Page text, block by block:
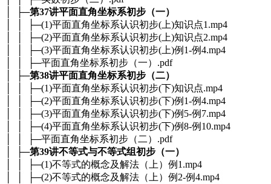
│ ├─第37讲平面直角坐标系初步（一）
│ │ ├─(1)平面直角坐标系认识初步(上)知识点1.mp4
│ │ ├─(2)平面直角坐标系认识初步(上)知识点2.mp4
│ │ ├─(3)平面直角坐标系认识初步(上)例1-例4.mp4
│ │ ├─平面直角坐标系初步（一）.pdf
│ ├─第38讲平面直角坐标系初步（二）
│ │ ├─(1)平面直角坐标系认识初步(下)知识点.mp4
│ │ ├─(2)平面直角坐标系认识初步(下)例1-例4.mp4
│ │ ├─(3)平面直角坐标系认识初步(下)例5-例7.mp4
│ │ ├─(4)平面直角坐标系认识初步(下)例8-例10.mp4
│ │ ├─平面直角坐标系初步（二）.pdf
│ ├─第39讲不等式与不等式组初步（一）
│ │ ├─(1)不等式的概念及解法（上）例1.mp4
│ │ ├─(2)不等式的概念及解法（上）例2-例4.mp4